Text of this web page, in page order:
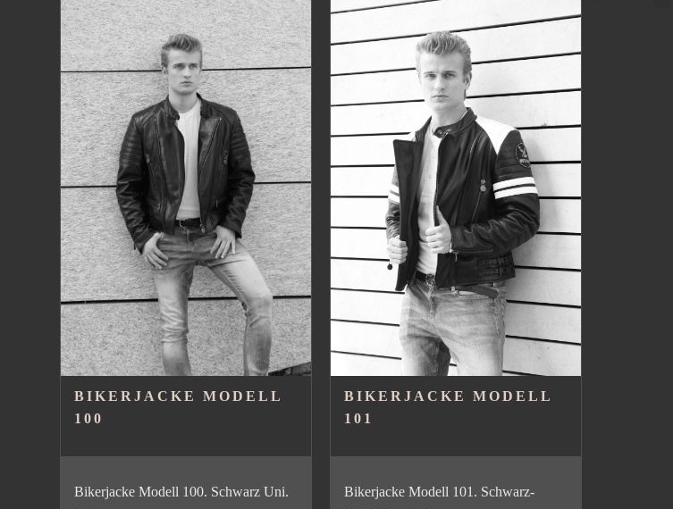
BIKERJACKE MODELL
100
Bikerjacke Modell 100. Schwarz Uni.
BIKERJACKE MODELL
101
Bikerjacke Modell 101. Schwarz-